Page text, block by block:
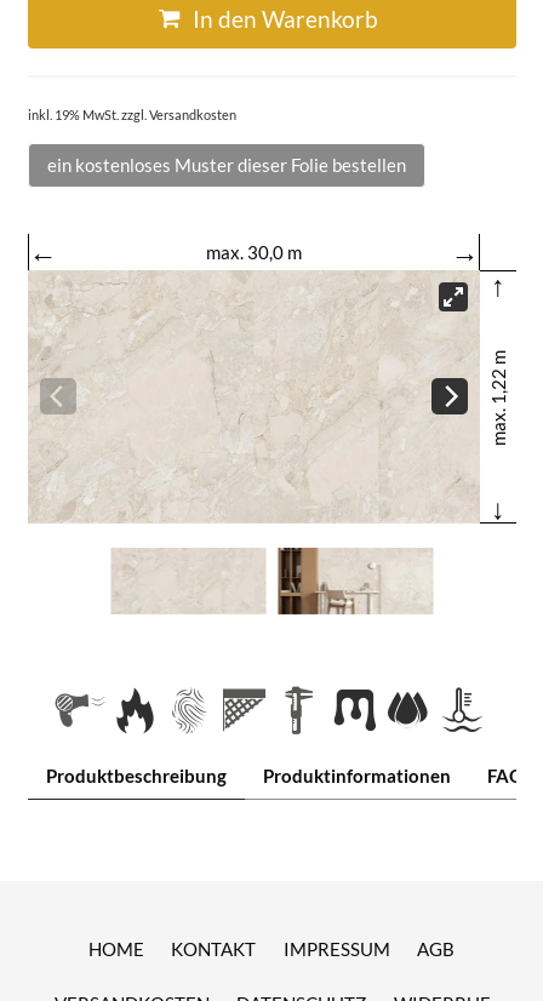
In den Warenkorb
inkl. 19% MwSt. zzgl. Versandkosten
ein kostenloses Muster dieser Folie bestellen
← max. 30,0 m
→
↑
max. 1,22 m
↓
Produktbeschreibung Produktinformationen FAQ
HOME KONTAKT IMPRESSUM AGB